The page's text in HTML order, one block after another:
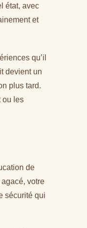
état, avec
et
qu’il
devient un
plus tard.
ou les
de
votre
sécurité qui